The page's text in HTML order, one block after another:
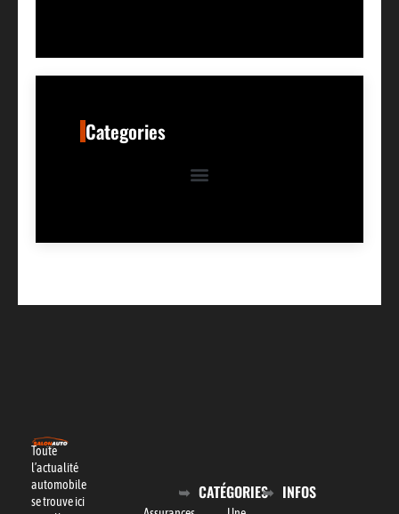
Categories
Toute
l’actualité
automobile
se trouve ici
CATÉGORIES INFOS